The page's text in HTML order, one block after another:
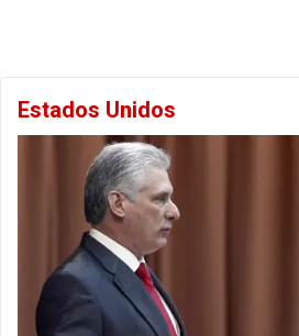
Estados Unidos